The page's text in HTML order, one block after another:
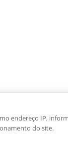
endereço IP,
do site.